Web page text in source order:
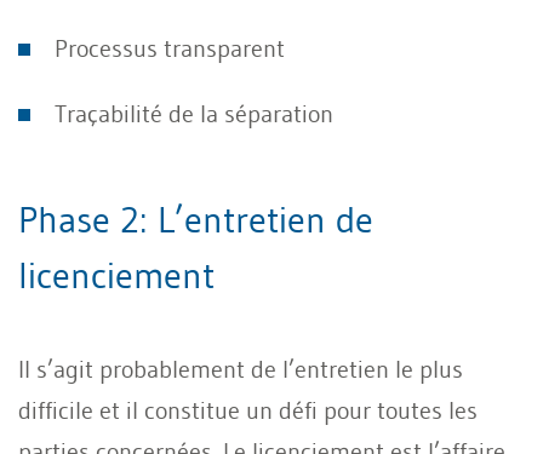
Processus transparent
Traçabilité de la séparation
Phase 2: L’entretien de
licenciement
Il s’agit probablement de l’entretien le plus
difficile et il constitue un défi pour toutes les